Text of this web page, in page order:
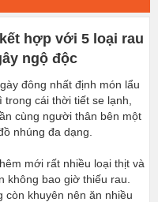
hợp với 5 loại rau
ngộ độc
đông nhất định món lẩu
cái thời tiết se lạnh,
cùng người thân bên một
nhúng đa dạng.
mới rất nhiều loại thịt và
không bao giờ thiếu rau.
còn khuyên nên ăn nhiều